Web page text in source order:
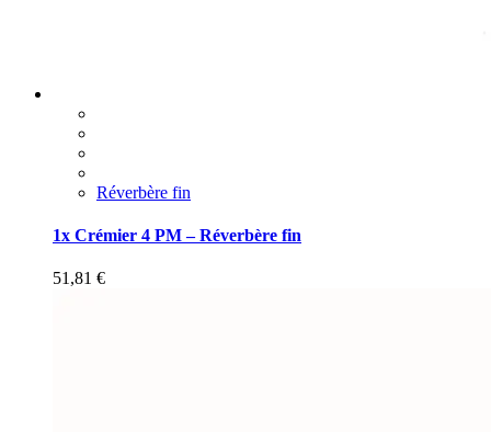
Réverbère fin
1x Crémier 4 PM – Réverbère fin
51,81 €